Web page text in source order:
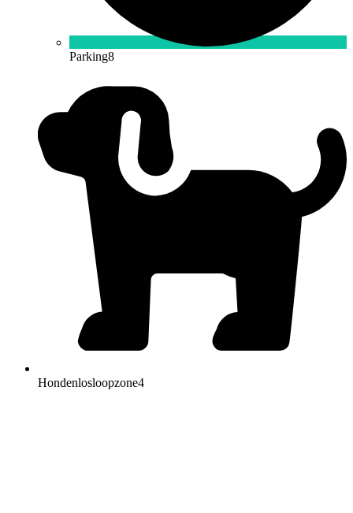
Parking8
Hondenlosloopzone4